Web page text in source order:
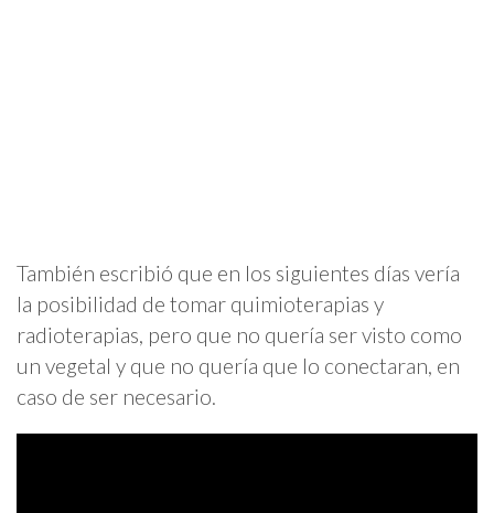
También escribió que en los siguientes días vería
la posibilidad de tomar quimioterapias y
radioterapias, pero que no quería ser visto como
un vegetal y que no quería que lo conectaran, en
caso de ser necesario.